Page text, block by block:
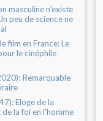
masculine n'existe
peu de science ne
film en France: Le
le cinéphile
Remarquable
Eloge de la
la foi en l'homme